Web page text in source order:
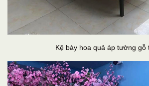
Kệ bày hoa quả áp tường gỗ